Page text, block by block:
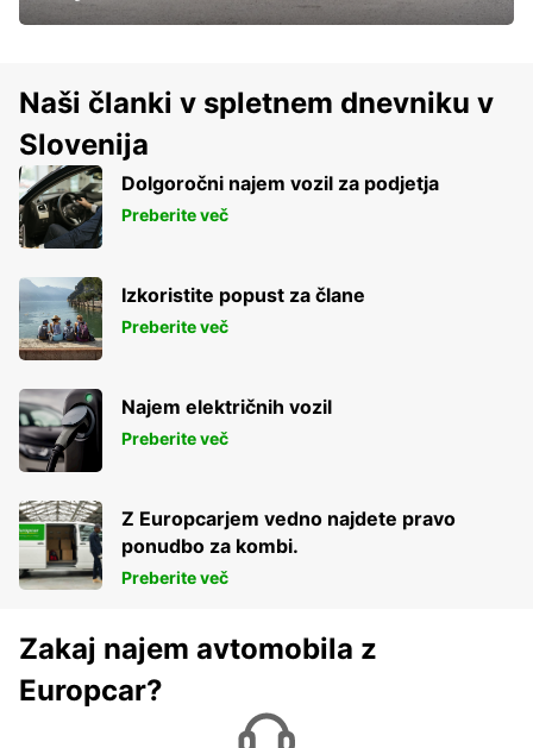
Naši članki v spletnem dnevniku v
Slovenija
Dolgoročni najem vozil za podjetja
Preberite več
Izkoristite popust za člane
Preberite več
Najem električnih vozil
Preberite več
Z Europcarjem vedno najdete pravo
ponudbo za kombi.
Preberite več
Zakaj najem avtomobila z
Europcar?